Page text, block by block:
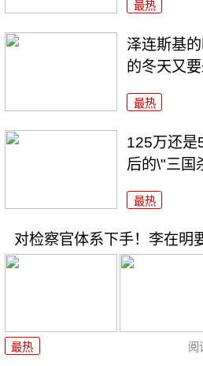
最热
泽连斯基
的冬天又
最热
125万还是
后的\"三国
最热
对检察官体系下手！李在明
最热 阅